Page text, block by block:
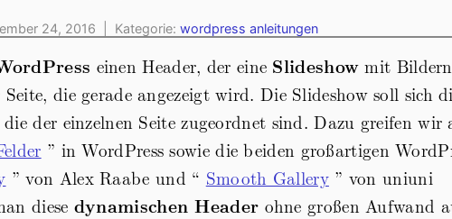
24, 2016 | Kategorie: wordpress anleitungen
einen Header, der eine Slideshow mit Bildern
die gerade angezeigt wird. Die Slideshow soll sich
der einzelnen Seite zugeordnet sind. Dazu greifen wir
” in WordPress sowie die beiden großartigen
” von Alex Raabe und “ Smooth Gallery” von uniuni
diese dynamischen Header ohne großen Aufwand